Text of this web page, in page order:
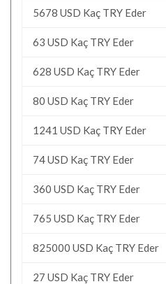
5678 USD Kaç TRY Eder
63 USD Kaç TRY Eder
628 USD Kaç TRY Eder
80 USD Kaç TRY Eder
1241 USD Kaç TRY Eder
74 USD Kaç TRY Eder
360 USD Kaç TRY Eder
765 USD Kaç TRY Eder
825000 USD Kaç TRY Eder
27 USD Kaç TRY Eder